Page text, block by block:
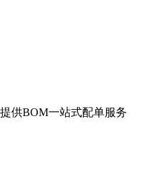
供BOM一站式配单服务